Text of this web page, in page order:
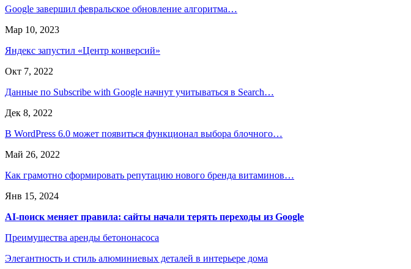
Google завершил февральское обновление алгоритма…
Мар 10, 2023
Яндекс запустил «Центр конверсий»
Окт 7, 2022
Данные по Subscribe with Google начнут учитываться в Search…
Дек 8, 2022
В WordPress 6.0 может появиться функционал выбора блочного…
Май 26, 2022
Как грамотно сформировать репутацию нового бренда витаминов…
Янв 15, 2024
AI-поиск меняет правила: сайты начали терять переходы из Google
Преимущества аренды бетононасоса
Элегантность и стиль алюминиевых деталей в интерьере дома